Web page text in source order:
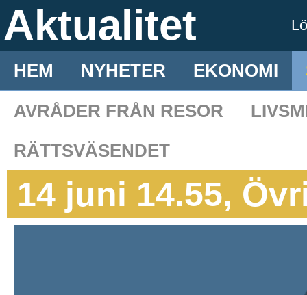
Aktualitet
HEM NYHETER EKONOMI
AVRÅDER FRÅN RESOR
RÄTTSVÄSENDET
14 juni 14.55,